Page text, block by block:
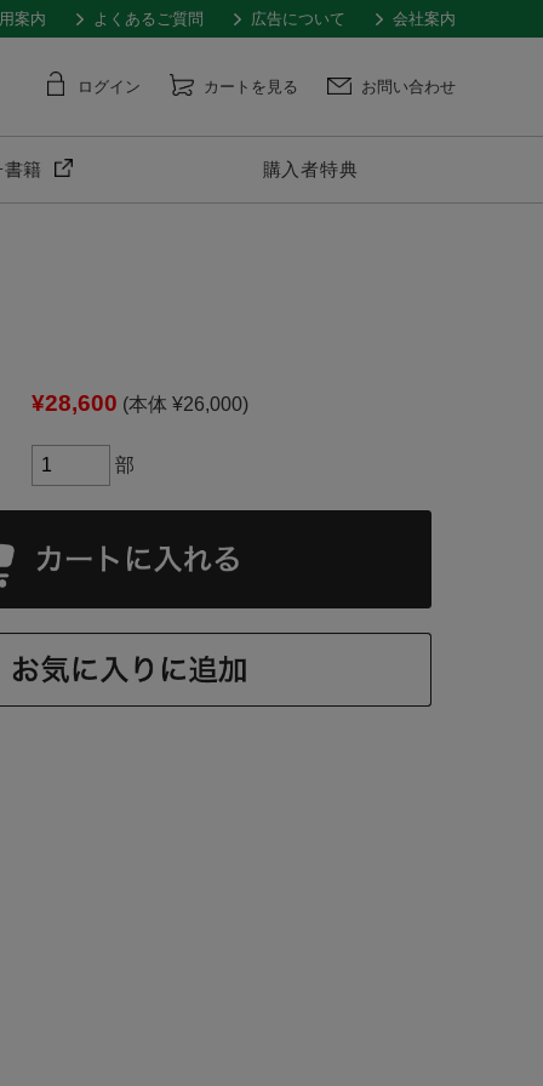
案内 よくあるご質問 広告について 会社案内
ログイン カートを見る お問い合わせ
籍 購入者特典
¥28,600 (本体 ¥26,000)
部